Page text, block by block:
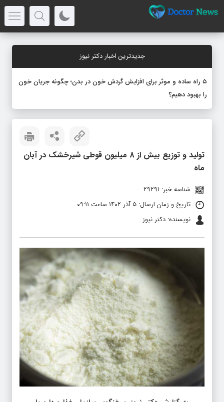
جدیدترین اخبار دکتر نیوز
۵ راه ساده و موثر برای افزایش گردش خون در بدن؛ چگونه جریان خون
را بهبود دهیم؟
تولید و توزیع بیش از 8 میلیون قوطی شیرخشک در آبان‌
ماه
شناسه خبر: 29291
تاریخ و زمان ارسال: ۵ آذر ۱۴۰۲ ساعت ۰۹:۱۱
نویسنده: دکتر نیوز